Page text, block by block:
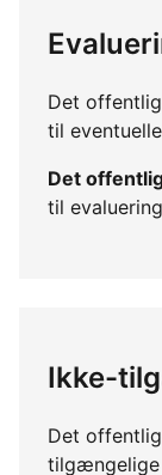
Det
til
Det
til
Ikke-
Det
tilgængelige